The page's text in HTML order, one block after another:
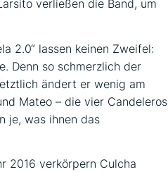
verließen die Band, um
2.0“ lassen keinen Zweifel:
Denn so schmerzlich der
ändert er wenig am
Mateo – die vier Candeleros
je, was ihnen das
2016 verkörpern Culcha